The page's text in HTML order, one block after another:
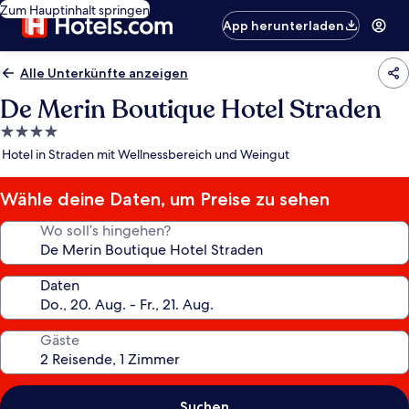
Zum Hauptinhalt springen
App herunterladen
Alle Unterkünfte anzeigen
De Merin Boutique Hotel Straden
4.0-
Sterne-
Hotel in Straden mit Wellnessbereich und Weingut
Wähle deine Daten, um Preise zu sehen
Wo soll’s hingehen?
Daten
Gäste